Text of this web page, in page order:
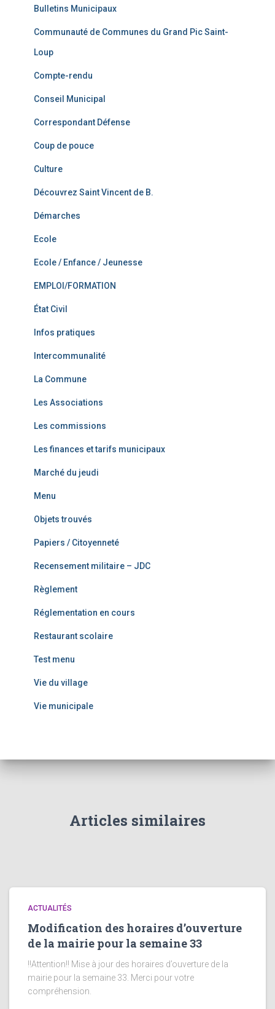
Bulletins Municipaux
Communauté de Communes du Grand Pic Saint-
Loup
Compte-rendu
Conseil Municipal
Correspondant Défense
Coup de pouce
Culture
Découvrez Saint Vincent de B.
Démarches
Ecole
Ecole / Enfance / Jeunesse
EMPLOI/FORMATION
État Civil
Infos pratiques
Intercommunalité
La Commune
Les Associations
Les commissions
Les finances et tarifs municipaux
Marché du jeudi
Menu
Objets trouvés
Papiers / Citoyenneté
Recensement militaire – JDC
Règlement
Réglementation en cours
Restaurant scolaire
Test menu
Vie du village
Vie municipale
Articles similaires
ACTUALITÉS
Modification des horaires d’ouverture
de la mairie pour la semaine 33
!!Attention!! Mise à jour des horaires d’ouverture de la
mairie pour la semaine 33. Merci pour votre
compréhension.